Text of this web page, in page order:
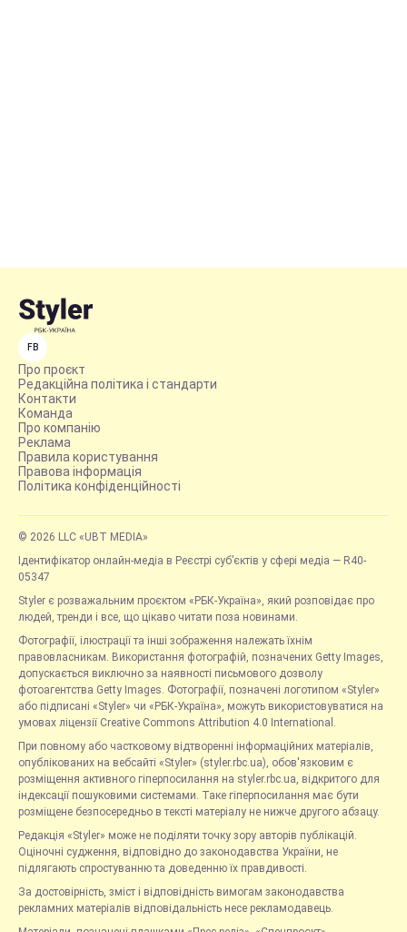
FB
Про проєкт
Редакційна політика і стандарти
Контакти
Команда
Про компанію
Реклама
Правила користування
Правова інформація
Політика конфіденційності
© 2026 LLC «UBT MEDIA»
Ідентифікатор онлайн-медіа в Реєстрі суб’єктів у сфері медіа — R40-
05347
Styler є розважальним проєктом «РБК-Україна», який розповідає про
людей, тренди і все, що цікаво читати поза новинами.
Фотографії, ілюстрації та інші зображення належать їхнім
правовласникам. Використання фотографій, позначених Getty Images,
допускається виключно за наявності письмового дозволу
фотоагентства Getty Images. Фотографії, позначені логотипом «Styler»
або підписані «Styler» чи «РБК-Україна», можуть використовуватися на
умовах ліцензії Creative Commons Attribution 4.0 International.
При повному або частковому відтворенні інформаційних матеріалів,
опублікованих на вебсайті «Styler» (styler.rbc.ua), обов'язковим є
розміщення активного гіперпосилання на styler.rbc.ua, відкритого для
індексації пошуковими системами. Таке гіперпосилання має бути
розміщене безпосередньо в тексті матеріалу не нижче другого абзацу.
Редакція «Styler» може не поділяти точку зору авторів публікацій.
Оціночні судження, відповідно до законодавства України, не
підлягають спростуванню та доведенню їх правдивості.
За достовірність, зміст і відповідність вимогам законодавства
рекламних матеріалів відповідальність несе рекламодавець.